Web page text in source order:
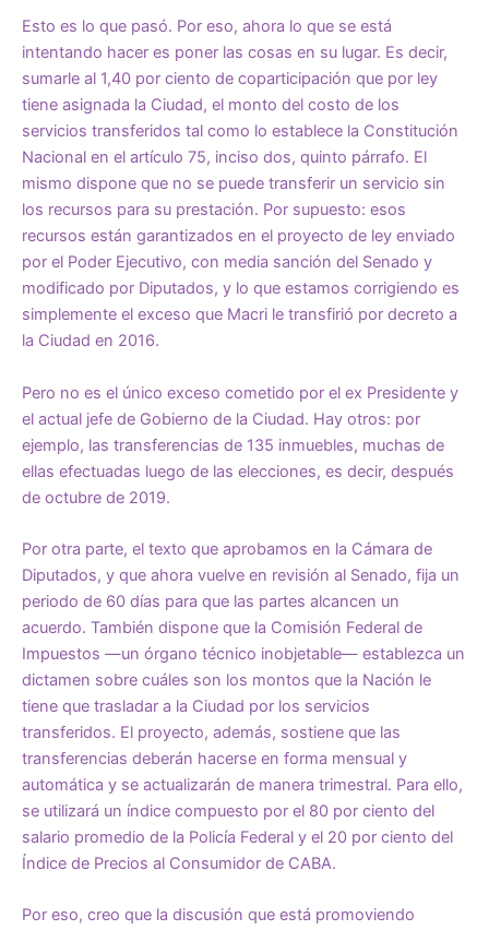
Esto es lo que pasó. Por eso, ahora lo que se está
intentando hacer es poner las cosas en su lugar. Es decir,
sumarle al 1,40 por ciento de coparticipación que por ley
tiene asignada la Ciudad, el monto del costo de los
servicios transferidos tal como lo establece la Constitución
Nacional en el artículo 75, inciso dos, quinto párrafo. El
mismo dispone que no se puede transferir un servicio sin
los recursos para su prestación. Por supuesto: esos
recursos están garantizados en el proyecto de ley enviado
por el Poder Ejecutivo, con media sanción del Senado y
modificado por Diputados, y lo que estamos corrigiendo es
simplemente el exceso que Macri le transfirió por decreto a
la Ciudad en 2016.
Pero no es el único exceso cometido por el ex Presidente y
el actual jefe de Gobierno de la Ciudad. Hay otros: por
ejemplo, las transferencias de 135 inmuebles, muchas de
ellas efectuadas luego de las elecciones, es decir, después
de octubre de 2019.
Por otra parte, el texto que aprobamos en la Cámara de
Diputados, y que ahora vuelve en revisión al Senado, fija un
periodo de 60 días para que las partes alcancen un
acuerdo. También dispone que la Comisión Federal de
Impuestos —un órgano técnico inobjetable— establezca un
dictamen sobre cuáles son los montos que la Nación le
tiene que trasladar a la Ciudad por los servicios
transferidos. El proyecto, además, sostiene que las
transferencias deberán hacerse en forma mensual y
automática y se actualizarán de manera trimestral. Para ello,
se utilizará un índice compuesto por el 80 por ciento del
salario promedio de la Policía Federal y el 20 por ciento del
Índice de Precios al Consumidor de CABA.
Por eso, creo que la discusión que está promoviendo